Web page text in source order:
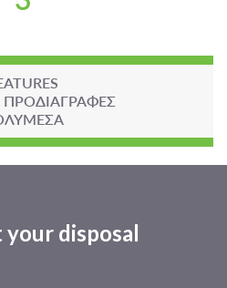
ΠΡΟΔΙΑΓΡΑΦΕΣ
your disposal